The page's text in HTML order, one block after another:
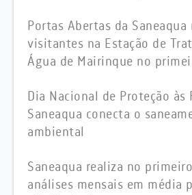
Portas Abertas da Saneaqua
visitantes na Estação de
Água de Mairinque no
Dia Nacional de Proteção às
Saneaqua conecta o
ambiental
Saneaqua realiza no
análises mensais em média